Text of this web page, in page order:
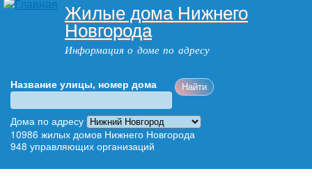
Перейти к
основному
содержанию
Жилые дома Нижнего
Новгорода
Информация о доме по адресу
Адрес дома
Название улицы, номер дома
Дома по адресу
10986 жилых домов Нижнего Новгорода
948 управляющих организаций